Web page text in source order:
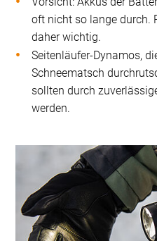
oft nicht so lange durch.
daher wichtig.
Seitenläufer-Dynamos,
Schneematsch
sollten durch
werden.